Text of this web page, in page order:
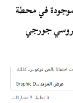
في محطة
جورجي